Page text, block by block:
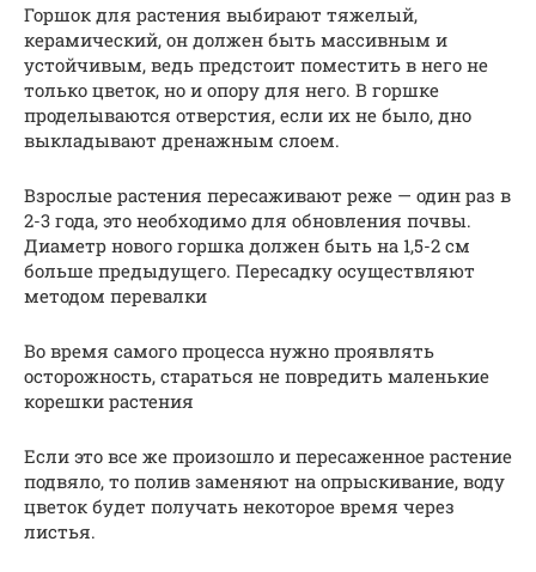
Горшок для растения выбирают тяжелый,
керамический, он должен быть массивным и
устойчивым, ведь предстоит поместить в него не
только цветок, но и опору для него. В горшке
проделываются отверстия, если их не было, дно
выкладывают дренажным слоем.
Взрослые растения пересаживают реже — один раз в
2-3 года, это необходимо для обновления почвы.
Диаметр нового горшка должен быть на 1,5-2 см
больше предыдущего. Пересадку осуществляют
методом перевалки
Во время самого процесса нужно проявлять
осторожность, стараться не повредить маленькие
корешки растения
Если это все же произошло и пересаженное растение
подвяло, то полив заменяют на опрыскивание, воду
цветок будет получать некоторое время через
листья.